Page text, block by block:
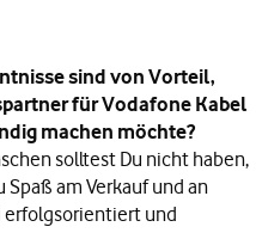
sind von Vorteil,
für Vodafone Kabel
machen möchte?
solltest Du nicht haben,
am Verkauf und an
erfolgsorientiert und